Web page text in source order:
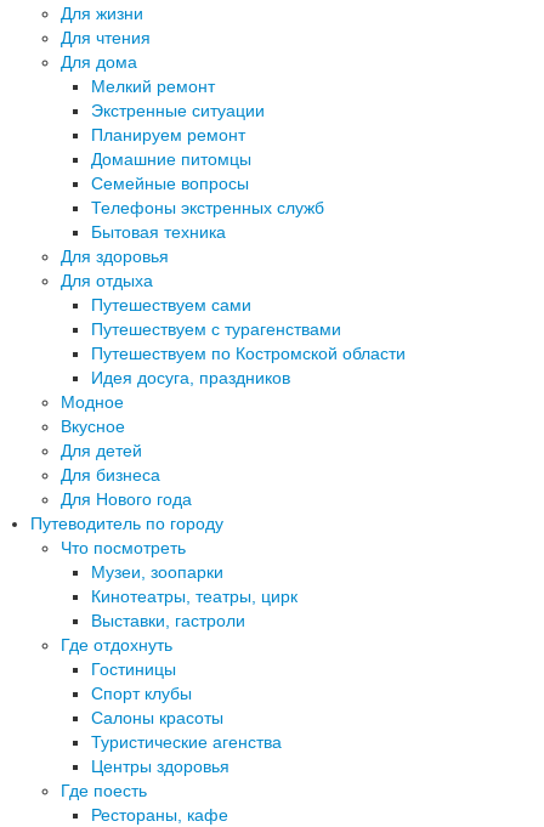
Для жизни
Для чтения
Для дома
Мелкий ремонт
Экстренные ситуации
Планируем ремонт
Домашние питомцы
Семейные вопросы
Телефоны экстренных служб
Бытовая техника
Для здоровья
Для отдыха
Путешествуем сами
Путешествуем с турагенствами
Путешествуем по Костромской области
Идея досуга, праздников
Модное
Вкусное
Для детей
Для бизнеса
Для Нового года
Путеводитель по городу
Что посмотреть
Музеи, зоопарки
Кинотеатры, театры, цирк
Выставки, гастроли
Где отдохнуть
Гостиницы
Спорт клубы
Салоны красоты
Туристические агенства
Центры здоровья
Где поесть
Рестораны, кафе